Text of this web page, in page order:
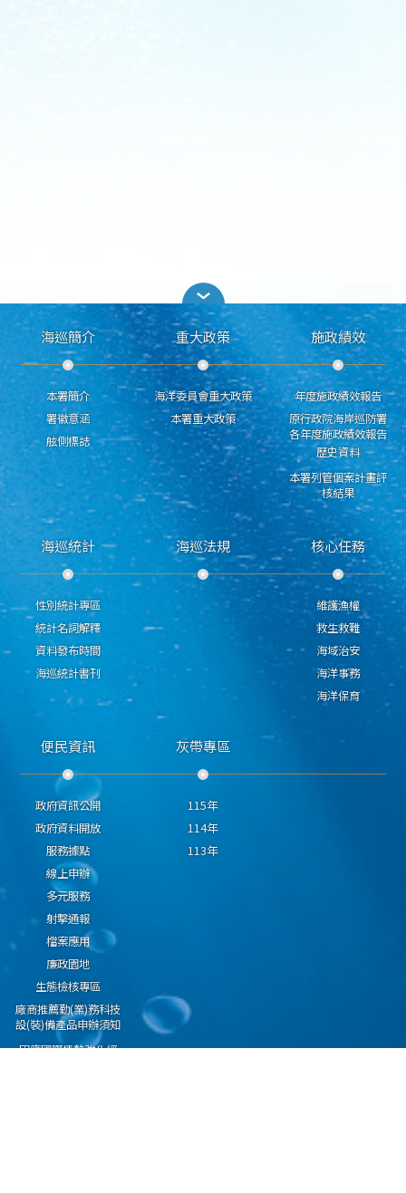
海巡簡介
本署簡介
署徽意涵
舷側標誌
重大政策
海洋委員會重大政策
本署重大政策
施政績效
年度施政績效報告
原行政院海岸巡防署
各年度施政績效報告
歷史資料
本署列管個案計畫評
核結果
海巡統計
性別統計專區
統計名詞解釋
資料發布時間
海巡統計書刊
海巡法規 核心任務
維護漁權
救生救難
海域治安
海洋事務
海洋保育
便民資訊
政府資訊公開
政府資料開放
服務據點
線上申辦
多元服務
射擊通報
檔案應用
廉政園地
生態檢核專區
廠商推薦勤(業)務科技
設(裝)備產品申辦須知
因應國際情勢強化經
灰帶專區
115年
114年
113年